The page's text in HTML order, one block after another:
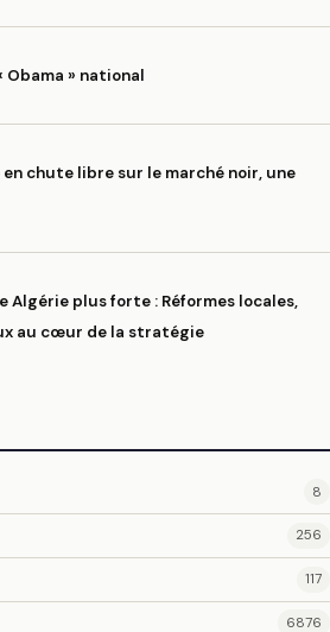
Obama » national
en chute libre sur le marché noir, une
Algérie plus forte : Réformes locales,
au cœur de la stratégie
8
256
117
6876